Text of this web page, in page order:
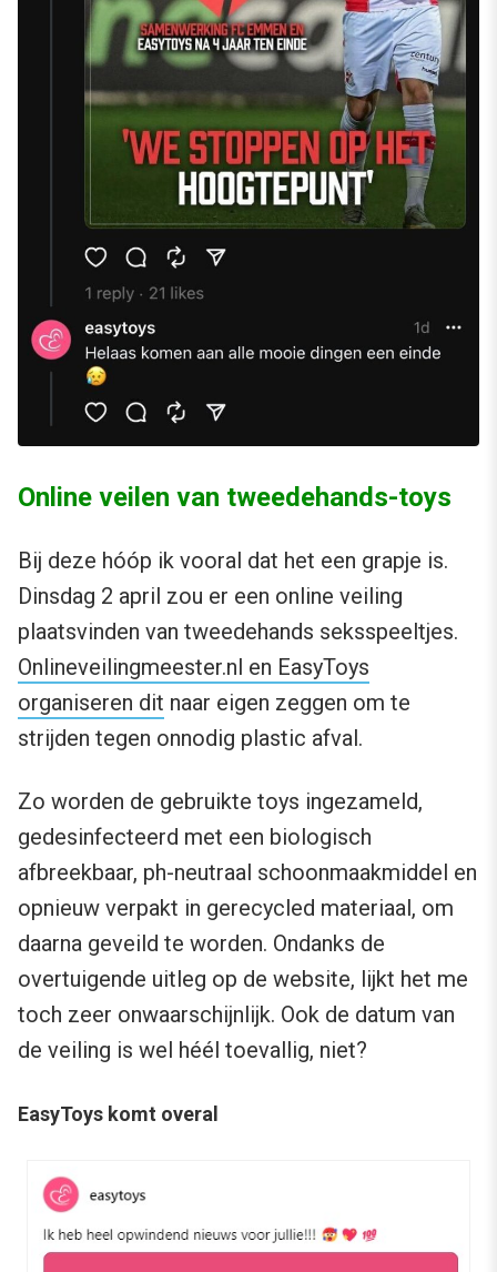
Online veilen van tweedehands-toys
Bij deze hóóp ik vooral dat het een grapje is.
Dinsdag 2 april zou er een online veiling
plaatsvinden van tweedehands seksspeeltjes.
Onlineveilingmeester.nl en EasyToys
organiseren dit naar eigen zeggen om te
strijden tegen onnodig plastic afval.
Zo worden de gebruikte toys ingezameld,
gedesinfecteerd met een biologisch
afbreekbaar, ph-neutraal schoonmaakmiddel en
opnieuw verpakt in gerecycled materiaal, om
daarna geveild te worden. Ondanks de
overtuigende uitleg op de website, lijkt het me
toch zeer onwaarschijnlijk. Ook de datum van
de veiling is wel héél toevallig, niet?
EasyToys komt overal